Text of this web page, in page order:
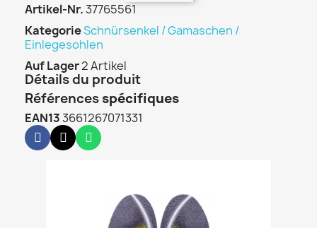
Artikel-Nr.37765561
KategorieSchnürsenkel / Gamaschen /
Einlegesohlen
Auf Lager2 Artikel
Détails du produit
Références spécifiques
EAN133661267071331